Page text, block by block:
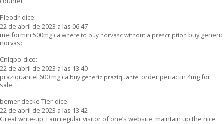
Pleodr dice:
22 de abril de 2023 a las 06:47
metformin 500mg ca where to buy norvasc without a prescription buy generic
norvasc
Cnlqpo dice:
22 de abril de 2023 a las 13:40
praziquantel 600 mg ca buy generic praziquantel order periactin 4mg for
sale
bemer decke Tier dice:
22 de abril de 2023 a las 13:42
Great write-up, I am regular visitor of one’s website, maintain up the nice